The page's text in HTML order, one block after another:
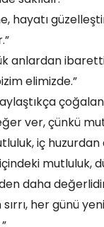
hayatı
anlardan
elimizde.”
ver, çünkü
iç huzurdan
içindeki mutluluk,
daha
her günü